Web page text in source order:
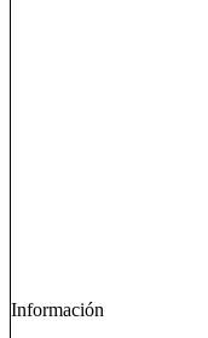
Información